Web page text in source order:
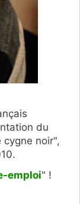
du
noir",
emploi" !